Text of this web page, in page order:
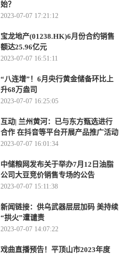
始？
2023-07-07 17:21:12
宝龙地产(01238.HK)6月份合约销售
额达25.96亿元
2023-07-07 16:51:11
“八连增”！6月央行黄金储备环比上
升68万盎司
2023-07-07 16:25:05
互动| 兰州黄河：已与东方甄选进行
合作 在抖音等平台开展产品推广活动
2023-07-07 16:01:34
中储粮网发布关于举办7月12日油脂
公司大豆竞价销售专场的公告
2023-07-07 15:11:38
新闻链接：供乌武器层层加码 美持续
“拱火”遭谴责
2023-07-07 14:07:22
戏曲直播预告！平顶山市2023年度